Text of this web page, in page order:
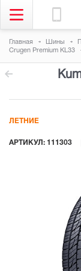
Главная Шины
Crugen Premium KL33
АРТИКУЛ: 111303
ЛЕТНИЕ